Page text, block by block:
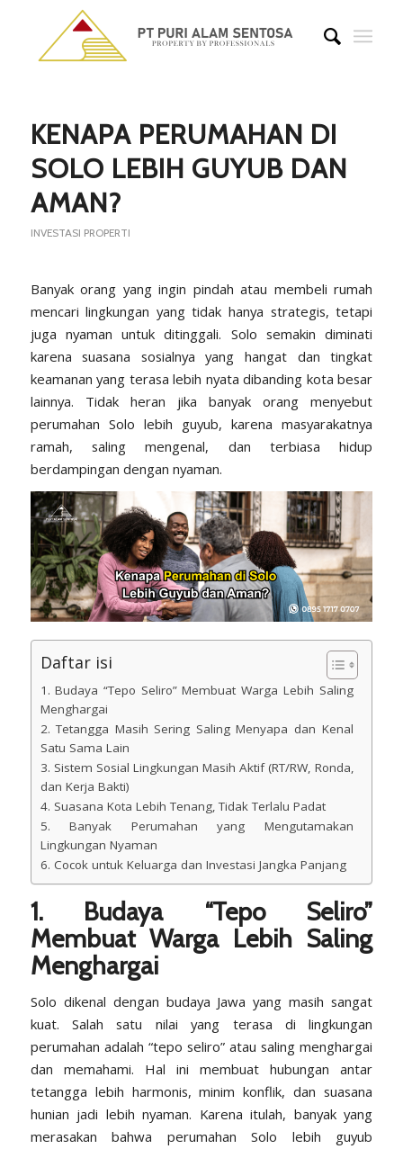
KENAPA PERUMAHAN DI
SOLO LEBIH GUYUB DAN
AMAN?
INVESTASI PROPERTI
Banyak orang yang ingin pindah atau membeli rumah
mencari lingkungan yang tidak hanya strategis, tetapi
juga nyaman untuk ditinggali. Solo semakin diminati
karena suasana sosialnya yang hangat dan tingkat
keamanan yang terasa lebih nyata dibanding kota besar
lainnya. Tidak heran jika banyak orang menyebut
perumahan Solo lebih guyub, karena masyarakatnya
ramah, saling mengenal, dan terbiasa hidup
berdampingan dengan nyaman.
Daftar isi
1. Budaya “Tepo Seliro” Membuat Warga Lebih Saling
Menghargai
2. Tetangga Masih Sering Saling Menyapa dan Kenal
Satu Sama Lain
3. Sistem Sosial Lingkungan Masih Aktif (RT/RW, Ronda,
dan Kerja Bakti)
4. Suasana Kota Lebih Tenang, Tidak Terlalu Padat
5. Banyak Perumahan yang Mengutamakan
Lingkungan Nyaman
6. Cocok untuk Keluarga dan Investasi Jangka Panjang
1. Budaya “Tepo Seliro”
Membuat Warga Lebih Saling
Menghargai
Solo dikenal dengan budaya Jawa yang masih sangat
kuat. Salah satu nilai yang terasa di lingkungan
perumahan adalah “tepo seliro” atau saling menghargai
dan memahami. Hal ini membuat hubungan antar
tetangga lebih harmonis, minim konflik, dan suasana
hunian jadi lebih nyaman. Karena itulah, banyak yang
merasakan bahwa perumahan Solo lebih guyub